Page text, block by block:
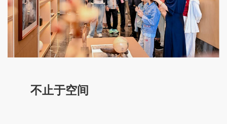
不止于空间